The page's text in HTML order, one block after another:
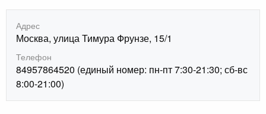
Адрес
Москва, улица Тимура Фрунзе, 15/1
Телефон
84957864520 (единый номер: пн-пт 7:30-21:30; сб-вс
8:00-21:00)